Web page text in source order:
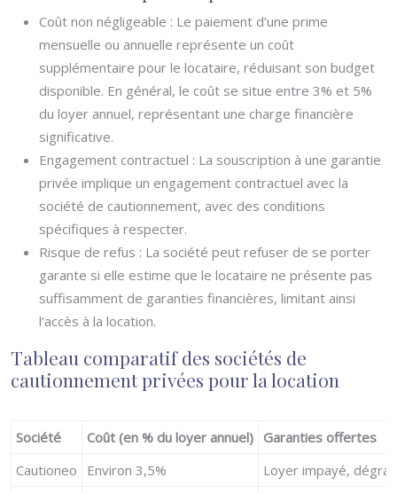
Coût non négligeable : Le paiement d’une prime
mensuelle ou annuelle représente un coût
supplémentaire pour le locataire, réduisant son budget
disponible. En général, le coût se situe entre 3% et 5%
du loyer annuel, représentant une charge financière
significative.
Engagement contractuel : La souscription à une garantie
privée implique un engagement contractuel avec la
société de cautionnement, avec des conditions
spécifiques à respecter.
Risque de refus : La société peut refuser de se porter
garante si elle estime que le locataire ne présente pas
suffisamment de garanties financières, limitant ainsi
l’accès à la location.
Tableau comparatif des sociétés de
cautionnement privées pour la location
Société Coût (en % du loyer annuel) Garanties offertes
Cautioneo
Environ 3,5%
Loyer impayé,